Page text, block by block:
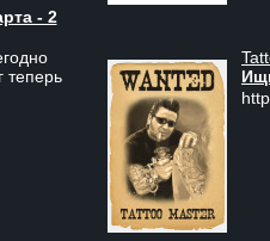
- 2
теперь